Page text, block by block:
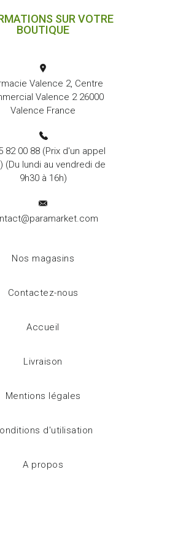
SUR VOTRE
BOUTIQUE
Valence 2, Centre
Valence 2 26000
Valence France
82 00 88(Prix d'un appel
(Du lundi au vendredi de
9h30 à 16h)
Nos magasins
Contactez-nous
Accueil
Livraison
Mentions légales
d'utilisation
A propos